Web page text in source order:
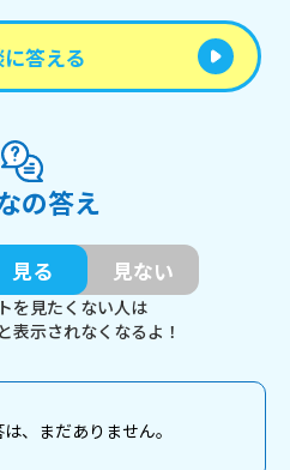
答える
の答え
見る 見ない
を見たくない人は
表示されなくなるよ！
、まだありません。